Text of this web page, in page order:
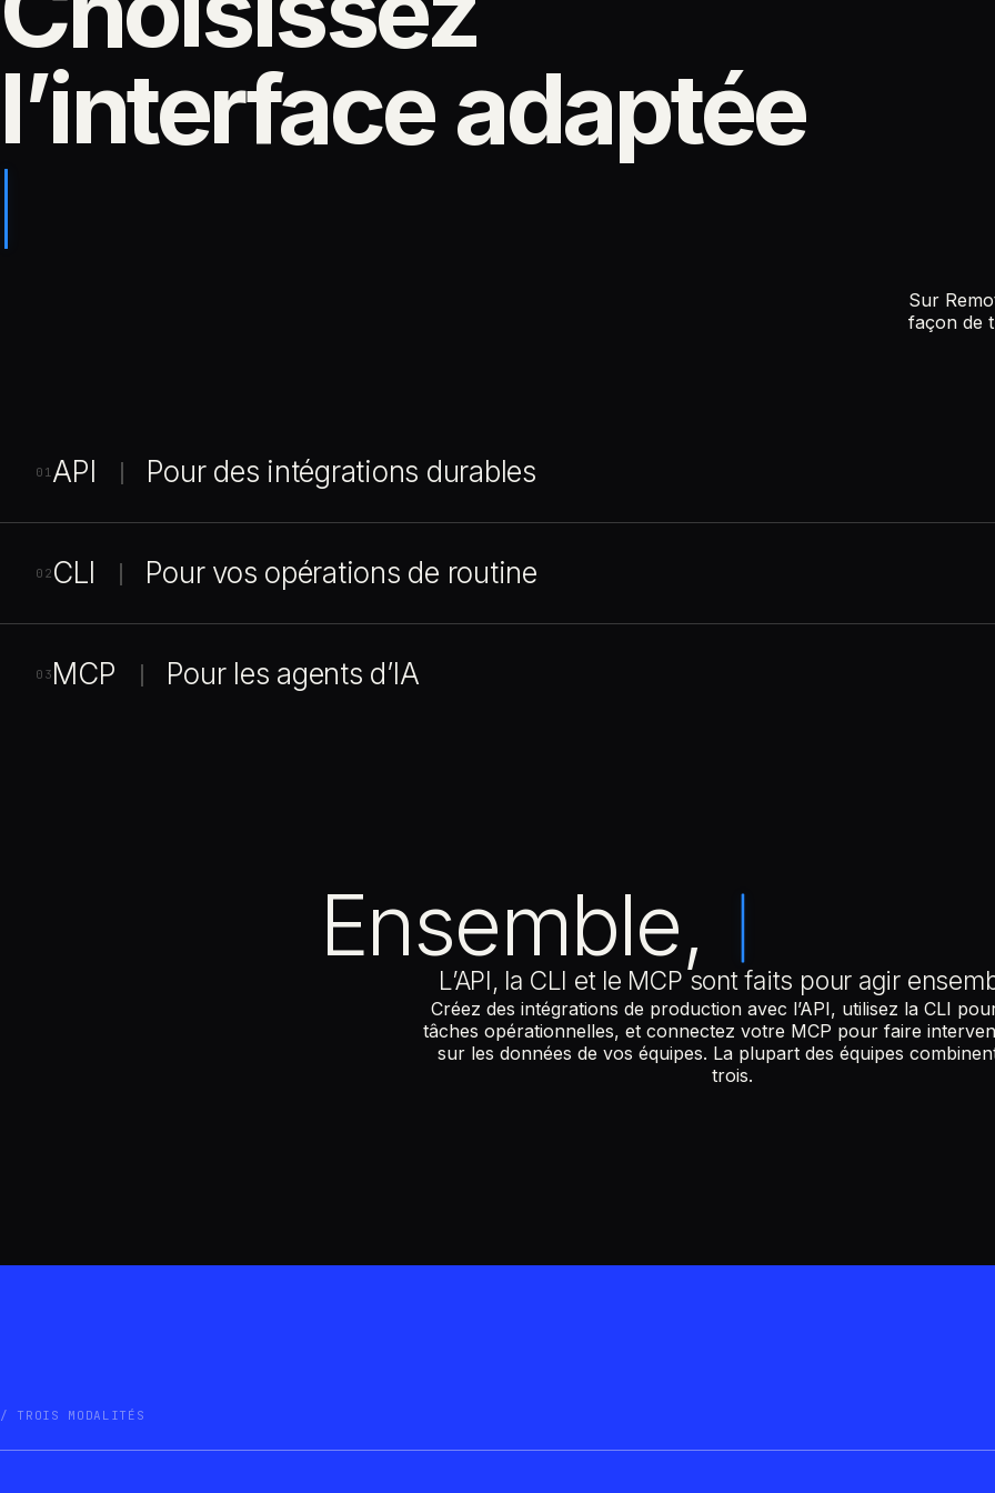
l’interface adaptée
Sur
façon de
01 API Pour des intégrations durables
02 CLI Pour vos opérations de routine
03 MCP Pour les agents d’IA
Posez des questions sur
Ensemble,
L’API, la CLI et le MCP sont faits pour agir
Créez des intégrations de production avec l’API, utilisez la CLI
tâches opérationnelles, et connectez votre MCP pour faire
sur les données de vos équipes. La plupart des équipes
trois.
TROIS MODALITÉS